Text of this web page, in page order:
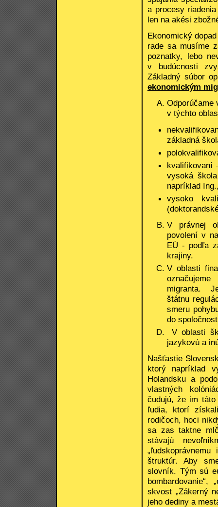
a procesy
len na akési
Ekonomický
rade sa musíme
poznatky, lebo
v budúcnosti
Základný súbor
ekonomickým
Odporúčame
v týchto
základná
kvalifikovaní
vysoká
napríklad
vysoko
V právnej
povolení v
EÚ - podľa
krajiny.
V oblasti
migranta.
štátnu
smeru
do
V oblasti
jazykovú a
Našťastie
ktorý napríklad
Holandsku a
vlastných
čudujú, že im táto
ľudia, ktorí
rodičoch, hoci
sa zas taktne
stávajú
štruktúr. Aby
slovník. Tým sú
skvost „Zákerný
jeho dediny a